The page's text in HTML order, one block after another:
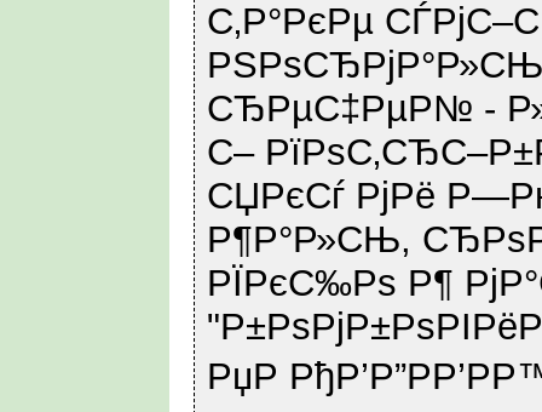
С‚Р°РєРµ
СЂРµС‡РµР№ -
С–
СЏРєСѓ РјРё
Р¶Р°Р»СЊ,
РЇРєС‰Рѕ Р¶
РџР